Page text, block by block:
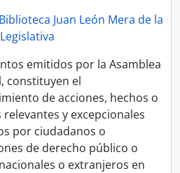
Juan León Mera de la
emitidos por la Asamblea
constituyen el
de acciones, hechos o
relevantes y excepcionales
por ciudadanos o
de derecho público o
o extranjeros en